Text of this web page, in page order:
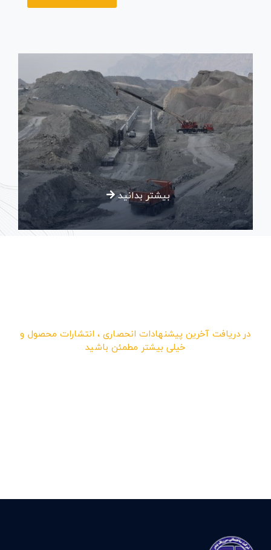
غیر
همسطح
بیشتر بدانید
در دریافت آخرین پیشنهادات انحصاری ، انتشارات محصول و
خیلی بیشتر مطمئن باشید